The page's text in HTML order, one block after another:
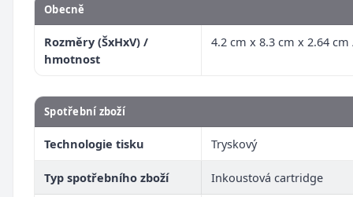
Obecně
Rozměry (ŠxHxV) /
hmotnost
4.2 cm x 8.3 cm x 2.64 cm
Spotřební zboží
Technologie tisku Tryskový
Typ spotřebního zboží Inkoustová cartridge